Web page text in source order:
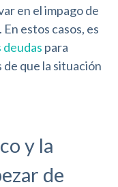
en el impago de
estos casos, es
deudas para
que la situación
y la
de